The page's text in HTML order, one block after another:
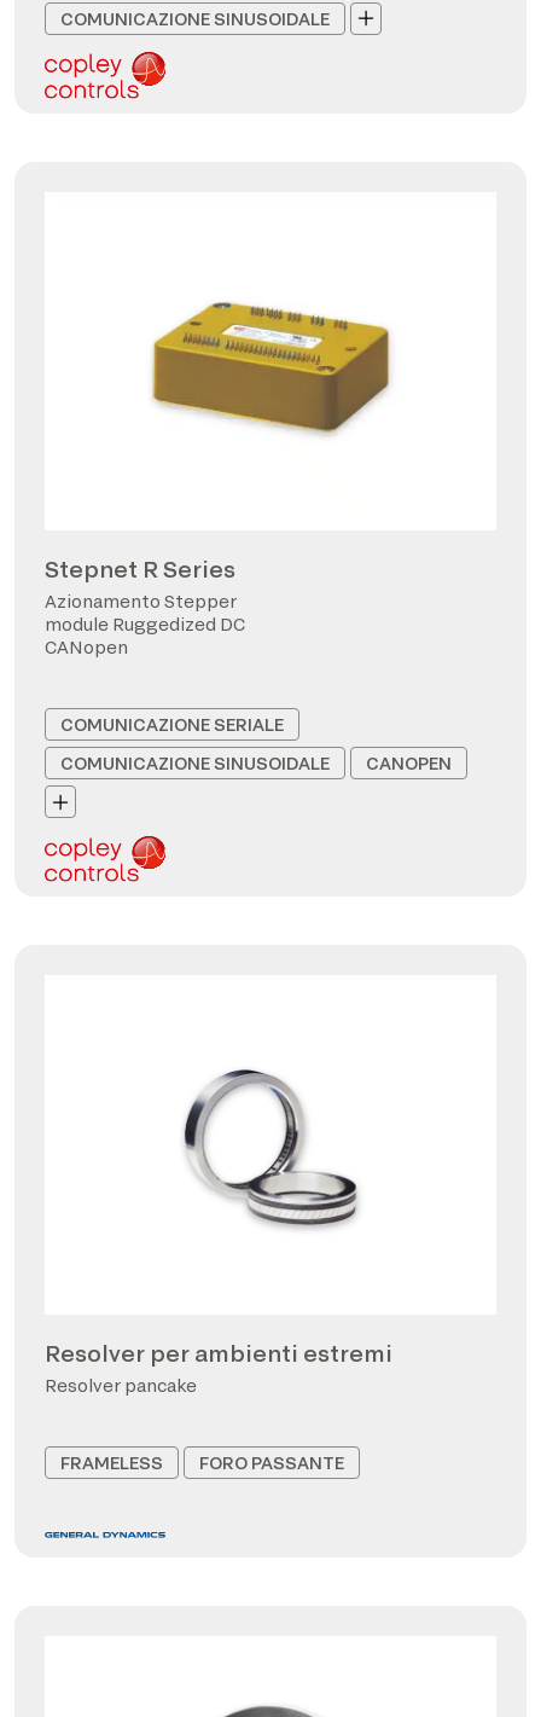
COMUNICAZIONE SINUSOIDALE
Stepnet R Series
Azionamento Stepper
module Ruggedized DC
CANopen
COMUNICAZIONE SERIALE
COMUNICAZIONE SINUSOIDALE
CANOPEN
Resolver per ambienti estremi
Resolver pancake
FRAMELESS FORO PASSANTE